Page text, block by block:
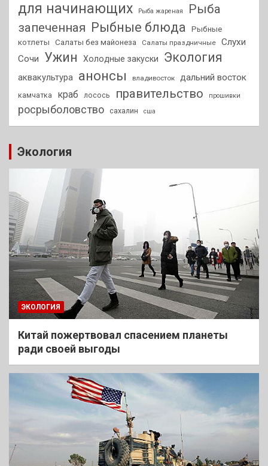
для начинающих
Рыба жареная
Рыба
запеченная Рыбные блюда
Рыбные
котлеты
Салаты без майонеза Салаты праздничные
Слухи
Сочи
Ужин Холодные закуски Экология
аквакультура анонсы владивосток дальний восток
камчатка краб лосось правительство прошивки
росрыболовство сахалин сша
Экология
ЭКОЛОГИЯ
Китай пожертвовал спасением планеты
ради своей выгоды